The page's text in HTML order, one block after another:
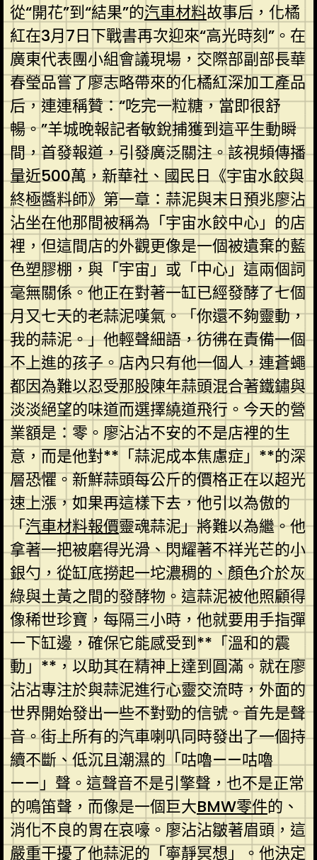
從“開花”到“結果”的汽車材料故事后，化橘
紅在3月7日下戰書再次迎來“高光時刻”。在
廣東代表團小組會議現場，交際部副部長華
春瑩品嘗了廖志略帶來的化橘紅深加工產品
后，連連稱贊：“吃完一粒糖，當即很舒
暢。”羊城晚報記者敏銳捕獲到這平生動瞬
間，首發報道，引發廣泛關注。該視頻傳播
量近500萬，新華社、國民日《宇宙水餃與
終極醬料師》第一章：蒜泥與末日預兆廖沾
沾坐在他那間被稱為「宇宙水餃中心」的店
裡，但這間店的外觀更像是一個被遺棄的藍
色塑膠棚，與「宇宙」或「中心」這兩個詞
毫無關係。他正在對著一缸已經發酵了七個
月又七天的老蒜泥嘆氣。「你還不夠靈動，
我的蒜泥。」他輕聲細語，彷彿在責備一個
不上進的孩子。店內只有他一個人，連蒼蠅
都因為難以忍受那股陳年蒜頭混合著鐵鏽與
淡淡絕望的味道而選擇繞道飛行。今天的營
業額是：零。廖沾沾不安的不是店裡的生
意，而是他對**「蒜泥成本焦慮症」**的深
層恐懼。新鮮蒜頭每公斤的價格正在以超光
速上漲，如果再這樣下去，他引以為傲的
「汽車材料報價靈魂蒜泥」將難以為繼。他
拿著一把被磨得光滑、閃耀著不祥光芒的小
銀勺，從缸底撈起一坨濃稠的、顏色介於灰
綠與土黃之間的發酵物。這蒜泥被他照顧得
像稀世珍寶，每隔三小時，他就要用手指彈
一下缸邊，確保它能感受到**「溫和的震
動」**，以助其在精神上達到圓滿。就在廖
沾沾專注於與蒜泥進行心靈交流時，外面的
世界開始發出一些不對勁的信號。首先是聲
音。街上所有的汽車喇叭同時發出了一個持
續不斷、低沉且潮濕的「咕嚕——咕嚕
——」聲。這聲音不是引擎聲，也不是正常
的鳴笛聲，而像是一個巨大BMW零件的、
消化不良的胃在哀嚎。廖沾沾皺著眉頭，這
嚴重干擾了他蒜泥的「寧靜冥想」。他決定